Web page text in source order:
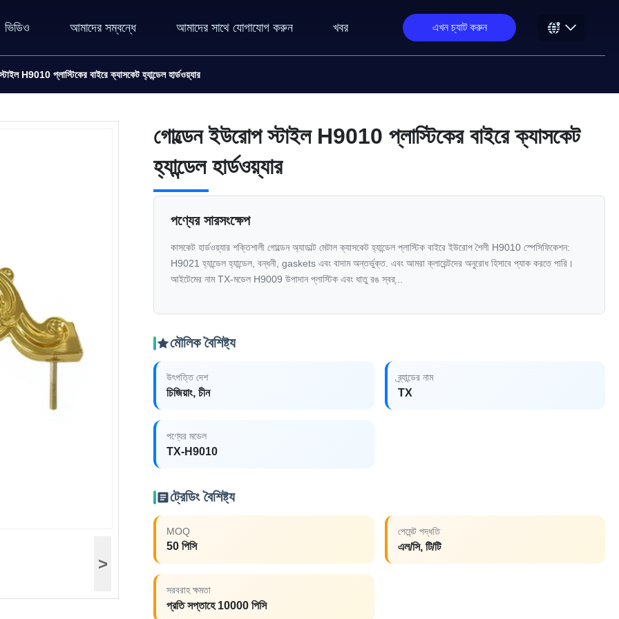
ভিডিও আমাদের সম্বন্ধে আমাদের সাথে যোগাযোগ করুন খবর এখন চ্যাট করুন
H9010 প্লাস্টিকের বাইরে ক্যাসকেট হ্যান্ডেল হার্ডওয়্যার
>
গোল্ডেন ইউরোপ স্টাইল H9010 প্লাস্টিকের বাইরে ক্যাসকেট
হ্যান্ডেল হার্ডওয়্যার
পণ্যের সারসংক্ষেপ
কাসকেট হার্ডওয়্যার শক্তিশালী গোল্ডেন অ্যাডাল্ট মেটাল ক্যাসকেট হ্যান্ডেল প্লাস্টিক বাইরে ইউরোপ শৈলী H9010 স্পেসিফিকেশন:
H9021 হ্যান্ডেল হ্যান্ডেল, বন্ধনী, gaskets এবং বাদাম অন্তর্ভুক্ত. এবং আমরা ক্লায়েন্টদের অনুরোধ হিসাবে প্যাক করতে পারি।
আইটেমের নাম TX-মডেল H9009 উপাদান প্লাস্টিক এবং ধাতু রঙ স্বর্...
মৌলিক বৈশিষ্ট্য
উৎপত্তি দেশ
চিজিয়াং, চীন
ব্র্যান্ডের নাম
TX
পণ্যের মডেল
TX-H9010
ট্রেডিং বৈশিষ্ট্য
MOQ
50 পিসি
পেমেন্ট পদ্ধতি
এল/সি, টি/টি
সরবরাহ ক্ষমতা
প্রতি সপ্তাহে 10000 পিসি